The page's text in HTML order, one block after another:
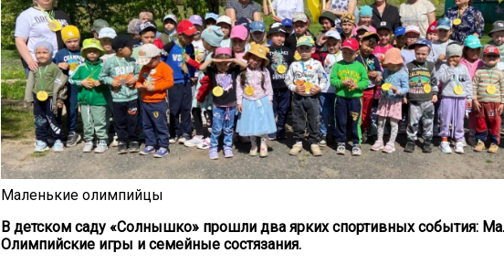
Маленькие олимпийцы
В детском саду «Солнышко» прошли два ярких спортивных события:
Олимпийские игры и семейные состязания.